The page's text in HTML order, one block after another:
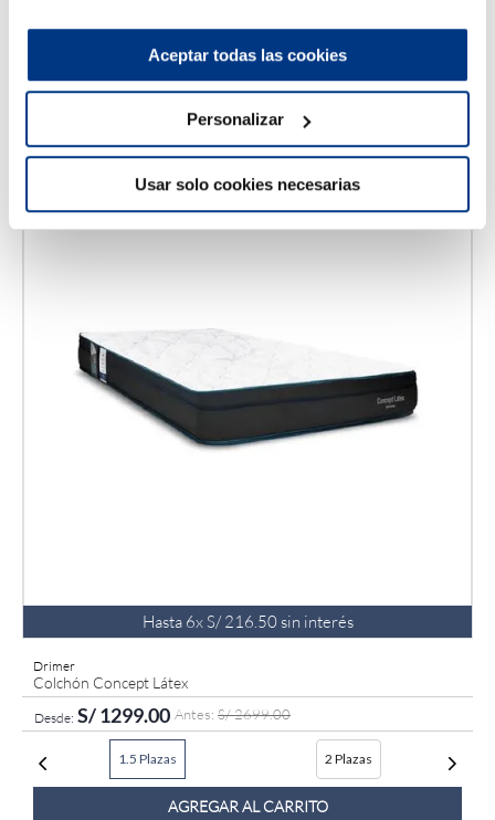
Aceptar todas las cookies
Personalizar
Usar solo cookies necesarias
1.5 Plazas 2 Plazas
AGREGAR AL CARRITO
Hasta 6xS/ 216 50sin interés
Drimer
Colchón Concept Látex
S/1299.00 S/2699.00
1.5 Plazas 2 Plazas
AGREGAR AL CARRITO